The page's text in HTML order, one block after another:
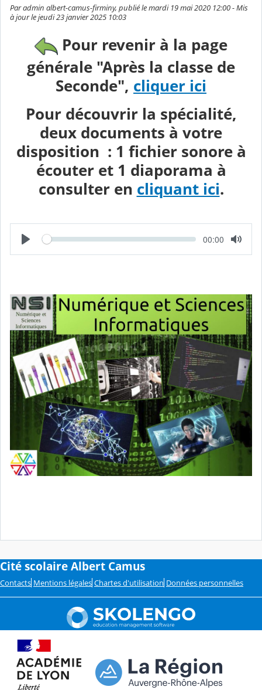
Par admin albert-camus-firminy, publié le mardi 19 mai 2020 12:00 - Mis
à jour le jeudi 23 janvier 2025 10:03
Pour revenir à la page
générale "Après la classe de
Seconde", cliquer ici
Pour découvrir la spécialité,
deux documents à votre
disposition : 1 fichier sonore à
écouter et 1 diaporama à
consulter en cliquant ici.
L
e
c
T
m
o
u
l
é
00:00
Cité scolaire Albert Camus
Contacts Mentions légales Chartes d'utilisation Données personnelles